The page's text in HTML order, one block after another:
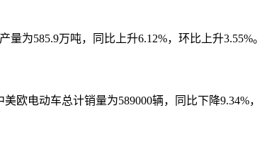
为585.9万吨，同比上升6.12%，环比上升3.55%。
欧电动车总计销量为589000辆，同比下降9.34%，